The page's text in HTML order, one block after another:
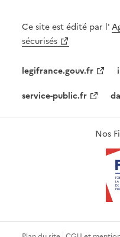
Ce site est édité par l'
sécurisés
legifrance.gouv.fr
service-public.fr
Nos